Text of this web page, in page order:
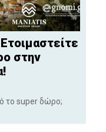
στην
το super δώρο;